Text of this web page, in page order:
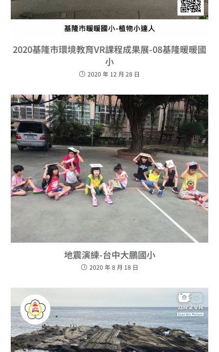
2020基隆市環境教育VR課程成果展-08基隆暖暖國
小
2020 年 12 月 28 日
地震演練-台中大鵬國小
2020 年 8 月 18 日